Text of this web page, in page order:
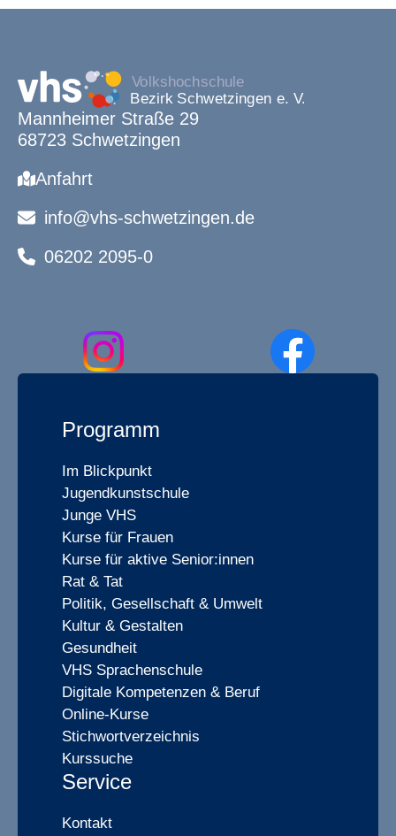
Mannheimer Straße 29
68723 Schwetzingen
Anfahrt
info@vhs-schwetzingen.de
06202 2095-0
Programm
Im Blickpunkt
Jugendkunstschule
Junge VHS
Kurse für Frauen
Kurse für aktive Senior:innen
Rat & Tat
Politik, Gesellschaft & Umwelt
Kultur & Gestalten
Gesundheit
VHS Sprachenschule
Digitale Kompetenzen & Beruf
Online-Kurse
Stichwortverzeichnis
Kurssuche
Service
Kontakt